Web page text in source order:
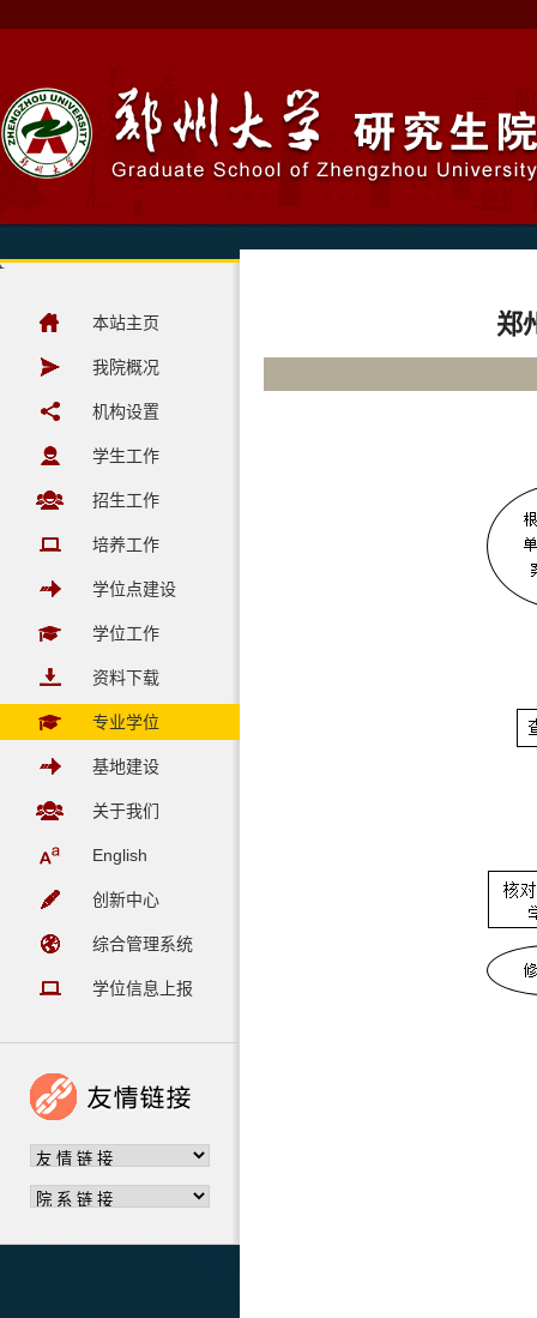
本站主页
我院概况
机构设置
学生工作
招生工作
培养工作
学位点建设
学位工作
资料下载
专业学位
基地建设
关于我们
English
创新中心
综合管理系统
学位信息上报
郑